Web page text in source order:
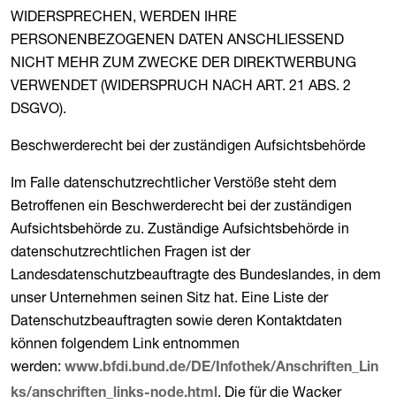
WIDERSPRECHEN, WERDEN IHRE
PERSONENBEZOGENEN DATEN ANSCHLIESSEND
NICHT MEHR ZUM ZWECKE DER DIREKTWERBUNG
VERWENDET (WIDERSPRUCH NACH ART. 21 ABS. 2
DSGVO).
Beschwerderecht bei der zuständigen Aufsichtsbehörde
Im Falle datenschutzrechtlicher Verstöße steht dem
Betroffenen ein Beschwerderecht bei der zuständigen
Aufsichtsbehörde zu. Zuständige Aufsichtsbehörde in
datenschutzrechtlichen Fragen ist der
Landesdatenschutzbeauftragte des Bundeslandes, in dem
unser Unternehmen seinen Sitz hat. Eine Liste der
Datenschutzbeauftragten sowie deren Kontaktdaten
können folgendem Link entnommen
werden: www.bfdi.bund.de/DE/Infothek/Anschriften_Lin
ks/anschriften_links-node.html. Die für die Wacker